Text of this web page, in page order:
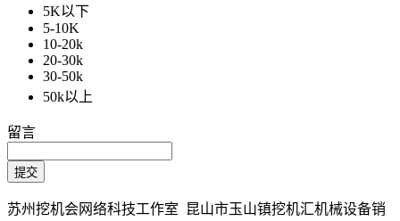
5K以下
5-10K
10-20k
20-30k
30-50k
50k以上
留言
苏州挖机会网络科技工作室 昆山市玉山镇挖机汇机械设备销